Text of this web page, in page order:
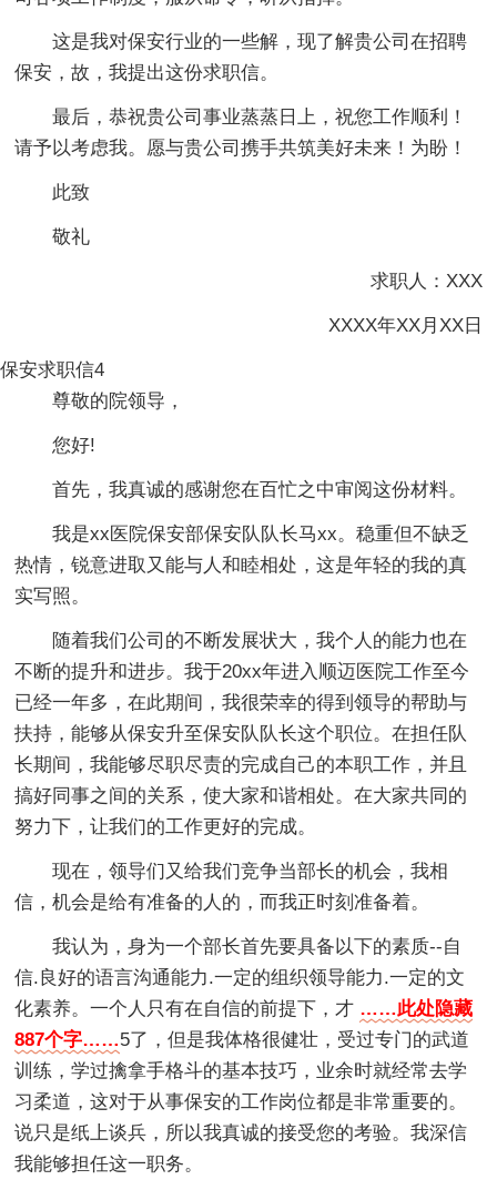
这是我对保安行业的一些解，现了解贵公司在招聘
保安，故，我提出这份求职信。
最后，恭祝贵公司事业蒸蒸日上，祝您工作顺利！
请予以考虑我。愿与贵公司携手共筑美好未来！为盼！
此致
敬礼
求职人：XXX
XXXX年XX月XX日
保安求职信4
尊敬的院领导，
您好!
首先，我真诚的感谢您在百忙之中审阅这份材料。
我是xx医院保安部保安队队长马xx。稳重但不缺乏
热情，锐意进取又能与人和睦相处，这是年轻的我的真
实写照。
随着我们公司的不断发展状大，我个人的能力也在
不断的提升和进步。我于20xx年进入顺迈医院工作至今
已经一年多，在此期间，我很荣幸的得到领导的帮助与
扶持，能够从保安升至保安队队长这个职位。在担任队
长期间，我能够尽职尽责的完成自己的本职工作，并且
搞好同事之间的关系，使大家和谐相处。在大家共同的
努力下，让我们的工作更好的完成。
现在，领导们又给我们竞争当部长的机会，我相
信，机会是给有准备的人的，而我正时刻准备着。
我认为，身为一个部长首先要具备以下的素质--自
信.良好的语言沟通能力.一定的组织领导能力.一定的文
化素养。一个人只有在自信的前提下，才 ……此处隐藏
887个字……5了，但是我体格很健壮，受过专门的武道
训练，学过擒拿手格斗的基本技巧，业余时就经常去学
习柔道，这对于从事保安的工作岗位都是非常重要的。
说只是纸上谈兵，所以我真诚的接受您的考验。我深信
我能够担任这一职务。